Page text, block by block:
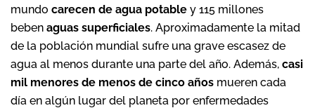
mundo carecen de agua potable y 115 millones
beben aguas superficiales. Aproximadamente la mitad
de la población mundial sufre una grave escasez de
agua al menos durante una parte del año. Además, casi
mil menores de menos de cinco años mueren cada
día en algún lugar del planeta por enfermedades